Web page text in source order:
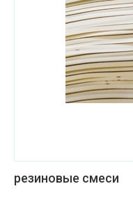
резиновые смеси